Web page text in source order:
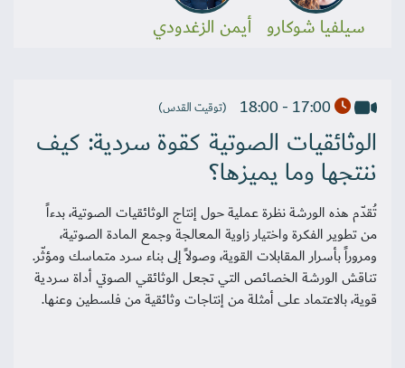
سيلفيا شوكارو أيمن الزغدودي
17:00 - 18:00 (توقيت القدس)
الوثائقيات الصوتية كقوة سردية: كيف
ننتجها وما يميزها؟
تُقدّم هذه الورشة نظرة عملية حول إنتاج الوثائقيات الصوتية، بدءاً
من تطوير الفكرة واختيار زاوية المعالجة وجمع المادة الصوتية،
ومروراً بأسرار المقابلات القوية، وصولاً إلى بناء سرد متماسك ومؤثّر.
تناقش الورشة الخصائص التي تجعل الوثائقي الصوتي أداة سردية
قوية، بالاعتماد على أمثلة من إنتاجات وثائقية من فلسطين وعنها.